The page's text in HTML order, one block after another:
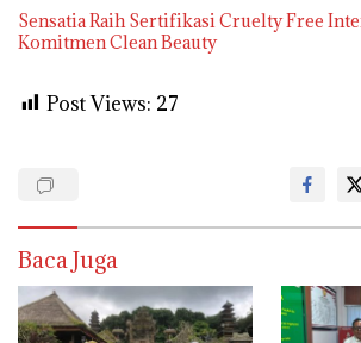
Sensatia Raih Sertifikasi Cruelty Free
Komitmen Clean Beauty
Post Views: 27
Baca Juga